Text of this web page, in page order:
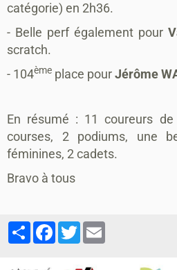
catégorie) en 2h36.
- Belle perf également pour
scratch.
- 104ème place pourJérôme
En résumé : 11 coureurs
courses, 2 podiums, une
féminines, 2 cadets.
Bravo à tous
PartagerFacebook
Twitter